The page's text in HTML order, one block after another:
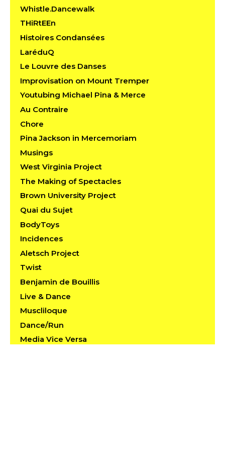
Whistle.Dancewalk
THiRtEEn
Histoires Condansées
LaréduQ
Le Louvre des Danses
Improvisation on Mount Tremper
Youtubing Michael Pina & Merce
Au Contraire
Chore
Pina Jackson in Mercemoriam
Musings
West Virginia Project
The Making of Spectacles
Brown University Project
Quai du Sujet
BodyToys
Incidences
Aletsch Project
Twist
Benjamin de Bouillis
Live & Dance
Muscliloque
Dance/Run
Media Vice Versa